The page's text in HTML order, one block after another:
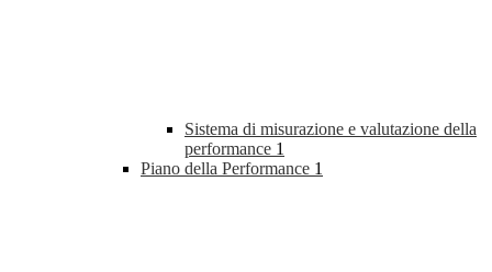
Sistema di misurazione e valutazione della
performance 1
Piano della Performance 1